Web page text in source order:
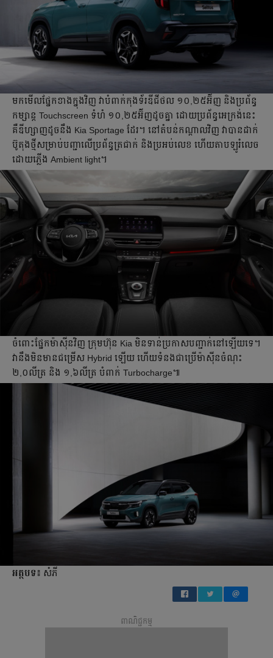
មកមើល​ផ្នែក​ខាងក្នុងវិញ វាបំពាក់​កុងទ័រឌីជីថល ១០,២៥អ៊ីញ និង​ប្រព័ន្ធ​
កម្សាន្ត​ Touchscreen ទំហំ ១០,២៥អ៊ីញ​ដូចគ្នា ដោយ​ប្រព័ន្ធអេក្រង់នេះ​
គឺឌីហ្សាញ​ដូចនឹង Kia Sportage ដែរ។ នៅតំបន់​កណ្តាលវិញ វាបាន​ដាក់​
ប៊ូតុងថ្មីសម្រាប់​បញ្ជាលើ​ប្រព័ន្ធត្រជាក់​ និង​ប្រអប់លេខ ហើយតាបឡូ​រំលេច​
ដោយភ្លើង Ambient light។
ចំពោះផ្នែកម៉ាស៊ីនវិញ ក្រុមហ៊ុន​ Kia មិន​ទាន់​ប្រកាស​បញ្ជាក់​នៅឡើយទេ។
វា​នឹងមិនមាន​ជម្រើស Hybrid ឡើយ ហើយ​ទំនង​ជាប្រើ​ម៉ាស៊ីនចំណុះ
២,០លីត្រ និង​ ១,៦លីត្រ បំពាក់ Turbocharge៕
អត្ថបទ៖ សំភី
ពាណិជ្ជកម្ម